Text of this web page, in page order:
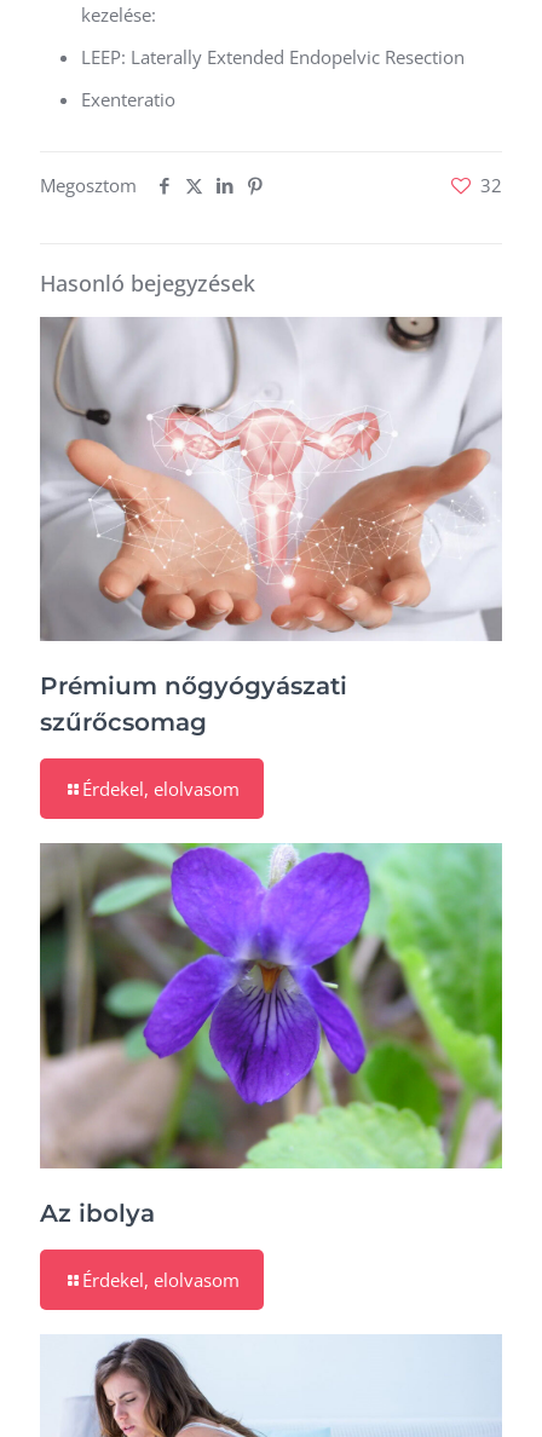
kezelése:
LEEP: Laterally Extended Endopelvic Resection
Exenteratio
Megosztom 32
Hasonló bejegyzések
Prémium nőgyógyászati
szűrőcsomag
Érdekel, elolvasom
Az ibolya
Érdekel, elolvasom